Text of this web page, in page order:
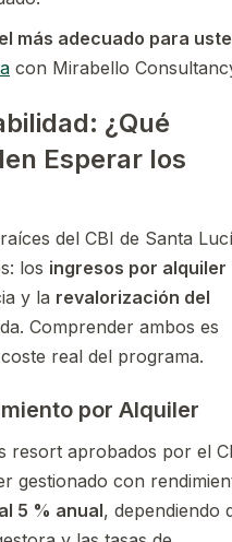
más adecuado para
con Mirabello
¿Qué
Esperar los
del CBI de Santa
los ingresos por alquiler
y la revalorización del
Comprender ambos es
real del programa.
por Alquiler
resort aprobados por el
gestionado con
5 % anual, dependiendo